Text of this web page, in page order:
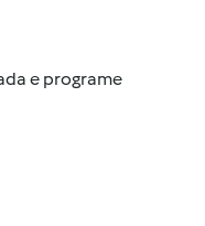
e programe